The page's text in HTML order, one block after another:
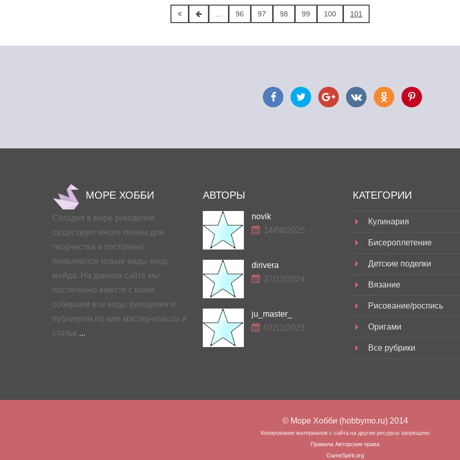
96 97 98 99 100 101
МОРЕ ХОББИ
Сегодня в мире рукоделия
существует много техник для
творчества и постоянно
появляются новые виды хенд-
мейда. На данном сайте мы
постепенно вместе с вами
собираем все виды рукоделия и
публикуем по ним мастер-классы и
статьи ...
АВТОРЫ
novik
14/08/2025
dirivera
27/12/2024
ju_master_
07/12/2023
КАТЕГОРИИ
Кулинария
Бисероплетение
Детские поделки
Вязание
Рисование/роспись
Оригами
Все рубрики
© Море Хобби (hobbymo.ru) 2014
Копирование материалов с сайта на другие ресурсы запрещено
Правила Авторские права
GameSpirit.org